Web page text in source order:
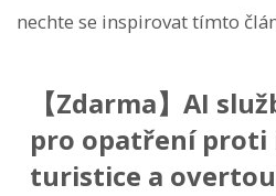
nechte se inspirovat tímto
【Zdarma】AI
pro opatření proti
turistice a